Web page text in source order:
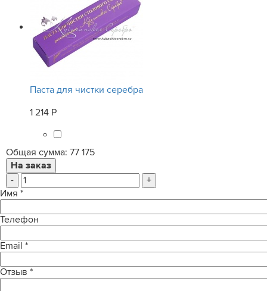
Паста для чистки серебра
1 214 Р
Общая сумма: 77 175
-
+
Имя *
Телефон
Email *
Отзыв *